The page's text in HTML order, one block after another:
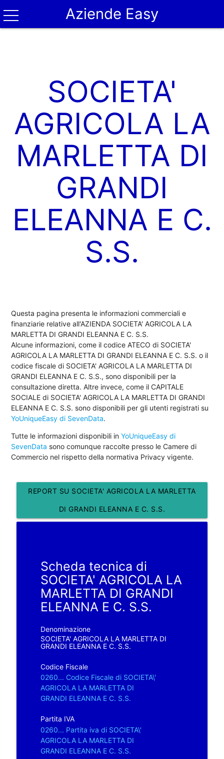
Aziende Easy
SOCIETA'
AGRICOLA LA
MARLETTA DI
GRANDI
ELEANNA E C.
S.S.
Questa pagina presenta le informazioni commerciali e
finanziarie relative all'AZIENDA SOCIETA' AGRICOLA LA
MARLETTA DI GRANDI ELEANNA E C. S.S.
Alcune informazioni, come il codice ATECO di SOCIETA'
AGRICOLA LA MARLETTA DI GRANDI ELEANNA E C. S.S. o il
codice fiscale di SOCIETA' AGRICOLA LA MARLETTA DI
GRANDI ELEANNA E C. S.S., sono disponibili per la
consultazione diretta. Altre invece, come il CAPITALE
SOCIALE di SOCIETA' AGRICOLA LA MARLETTA DI GRANDI
ELEANNA E C. S.S. sono disponibili per gli utenti registrati su
YoUniqueEasy di SevenData.
Tutte le informazioni disponibili inYoUniqueEasy di
SevenData sono comunque raccolte presso le Camere di
Commercio nel rispetto della normativa Privacy vigente.
REPORT SU SOCIETA' AGRICOLA LA MARLETTA
DI GRANDI ELEANNA E C. S.S.
Scheda tecnica di
SOCIETA' AGRICOLA LA
MARLETTA DI GRANDI
ELEANNA E C. S.S.
Denominazione
SOCIETA' AGRICOLA LA MARLETTA DI
GRANDI ELEANNA E C. S.S.
Codice Fiscale
0260... Codice Fiscale di SOCIETA\'
AGRICOLA LA MARLETTA DI
GRANDI ELEANNA E C. S.S.
Partita IVA
0260... Partita iva di SOCIETA\'
AGRICOLA LA MARLETTA DI
GRANDI ELEANNA E C. S.S.